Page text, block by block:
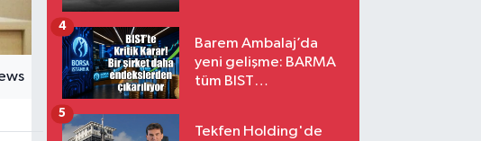
Barem Ambalaj’da
yeni gelişme: BARMA
tüm BIST
4
Tekfen Holding'de
5